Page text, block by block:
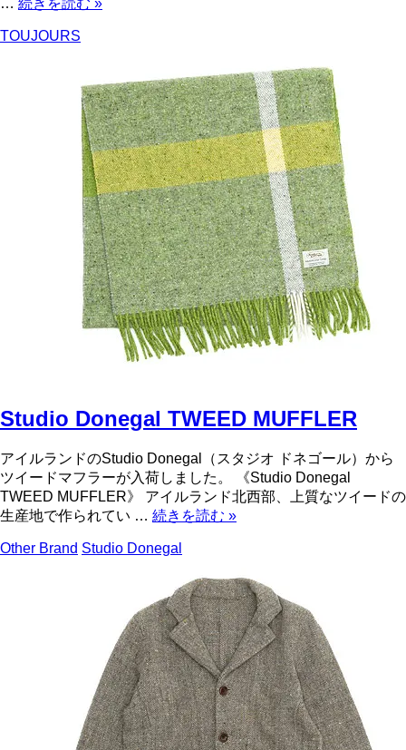
TOUJOURS
Studio Donegal TWEED MUFFLER
アイルランドのStudio Donegal（スタジオ ドネゴール）から
ツイードマフラーが入荷しました。 《Studio Donegal
TWEED MUFFLER》 アイルランド北西部、上質なツイードの
生産地で作られてい … 続きを読む »
Other Brand Studio Donegal